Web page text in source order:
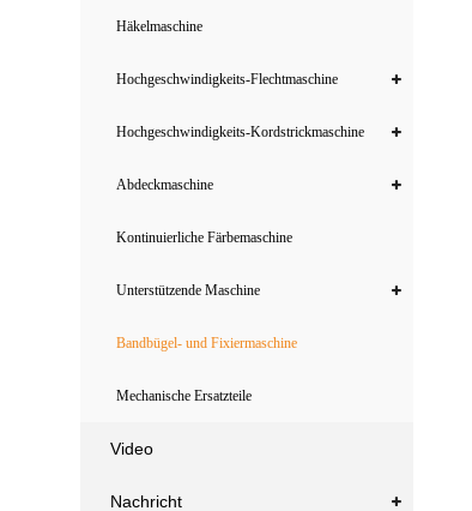
Häkelmaschine
Hochgeschwindigkeits-Flechtmaschine
Hochgeschwindigkeits-Kordstrickmaschine
Abdeckmaschine
Kontinuierliche Färbemaschine
Unterstützende Maschine
Bandbügel- und Fixiermaschine
Mechanische Ersatzteile
Video
Nachricht